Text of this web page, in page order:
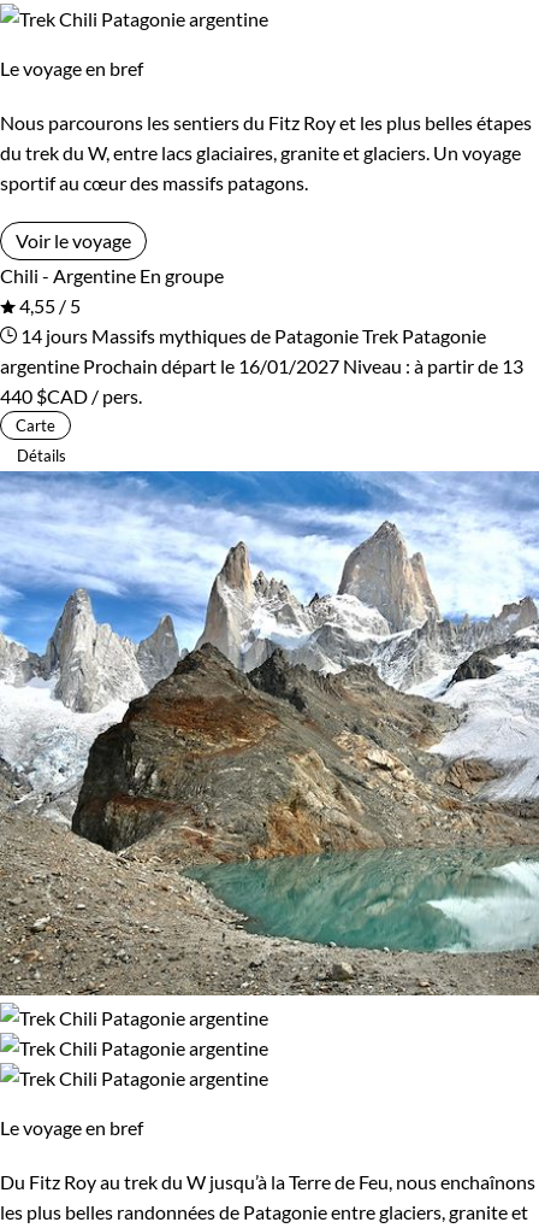
Le voyage en bref
Nous parcourons les sentiers du Fitz Roy et les plus belles étapes
du trek du W, entre lacs glaciaires, granite et glaciers. Un voyage
sportif au cœur des massifs patagons.
Voir le voyage
Chili - Argentine En groupe
4,55 / 5
14 jours Massifs mythiques de PatagonieTrek Patagonie
argentine Prochain départ le 16/01/2027 Niveau : à partir de 13
440 $CAD / pers.
Carte
Détails
Le voyage en bref
Du Fitz Roy au trek du W jusqu’à la Terre de Feu, nous enchaînons
les plus belles randonnées de Patagonie entre glaciers, granite et